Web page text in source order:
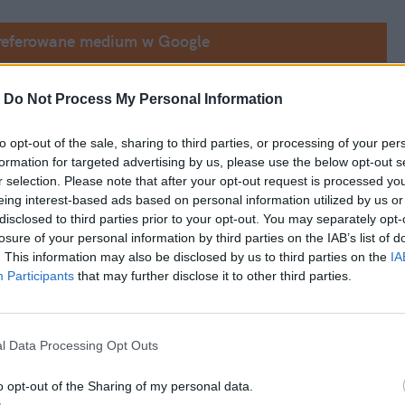
Do Not Process My Personal Information
opt-out of the sale, sharing to third parties, or processing of your
for targeted advertising by us, please use the below opt-out
selection. Please note that after your opt-out request is processed
interest-based ads based on personal information utilized by us
to third parties prior to your opt-out. You may separately
of your personal information by third parties on the IAB’s list of
This information may also be disclosed by us to third parties on the
Participants that may further disclose it to other third parties.
Data Processing Opt Outs
opt-out of the Sharing of my personal data.
medium w Google
sieci Polaków rozegrały się w czwartek
zawiadomieni o
przybyciu patrolu sprawa eskalowała.